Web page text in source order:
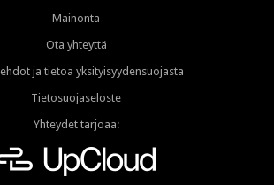
Mainonta
Ota yhteyttä
ja tietoa yksityisyydensuojasta
Tietosuojaseloste
Yhteydet tarjoaa: